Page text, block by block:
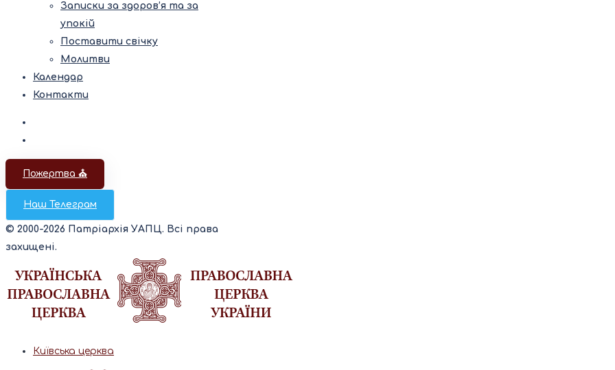
Записки за здоров’я та за
упокій
Поставити свічку
Молитви
Календар
Контакти
Пожертва ⛪️
Наш Телеграм
© 2000-2026 Патріархія УАПЦ. Всі права
захищені.
Київська церква